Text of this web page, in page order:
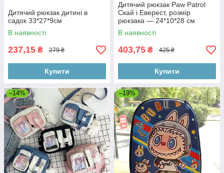
Дитячий рюкзак дитині в
садок 33*27*9см
В наявності
237,15 ₴ 279 ₴
Купити
Дитячий рюкзак Paw Patrol
Скай і Еверест, розмір
рюкзака — 24*10*28 см
В наявності
403,75 ₴ 425 ₴
Купити
–14% –19%